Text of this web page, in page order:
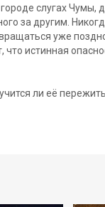
слугах Чумы,
за другим.
уже
истинная
ли её